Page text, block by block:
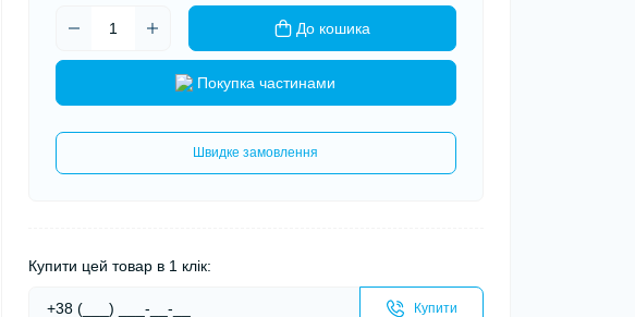
До кошика
Покупка частинами
Швидке замовлення
Купити цей товар в 1 клік:
Купити